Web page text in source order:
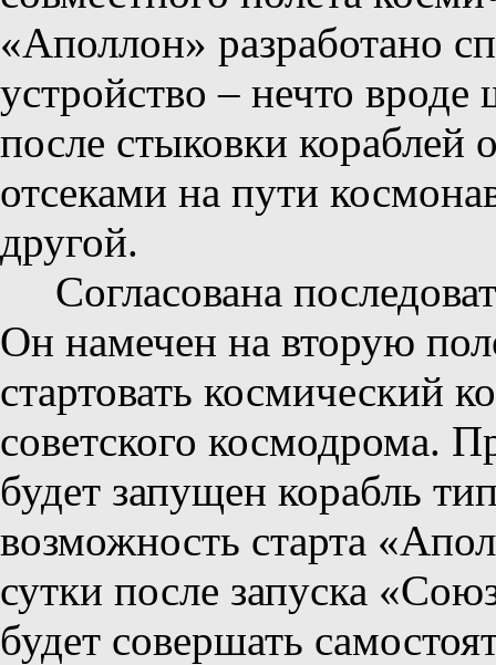
«Аполлон» разработано
устройство – нечто
после стыковки
отсеками на пути
другой.
Согласована
Он намечен на вторую
стартовать космический
советского космодрома.
будет запущен корабль
возможность старта
сутки после запуска
будет совершать